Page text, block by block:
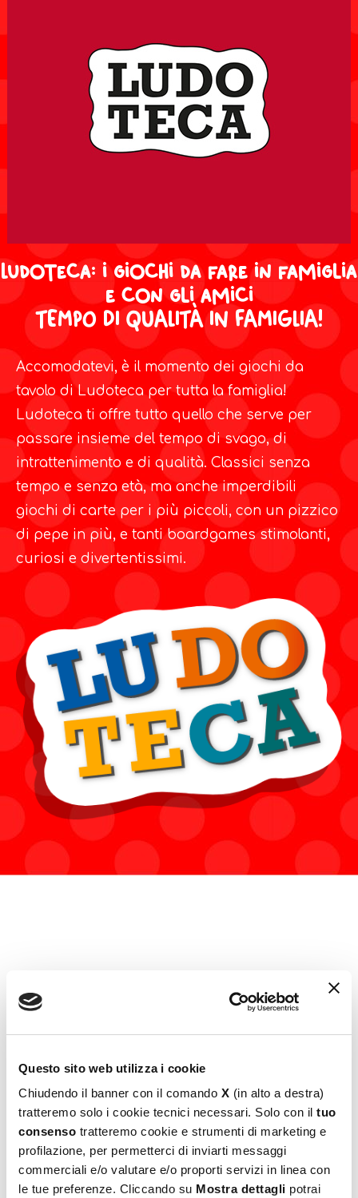
Questo sito web utilizza i cookie
Chiudendo il banner con il comando X (in alto a destra)
tratteremo solo i cookie tecnici necessari. Solo con il tuo
consenso tratteremo cookie e strumenti di marketing e
profilazione, per permetterci di inviarti messaggi
commerciali e/o valutare e/o proporti servizi in linea con
le tue preferenze. Cliccando su Mostra dettagli potrai
Ludoteca: i giochi da fare in famiglia
e con gli amici
TEMPO DI QUALITÀ IN FAMIGLIA!​
Accomodatevi, è il momento dei giochi da
tavolo di Ludoteca per tutta la famiglia!
Ludoteca ti offre tutto quello che serve per
passare insieme del tempo di svago, di
intrattenimento e di qualità. Classici senza
tempo e senza età, ma anche imperdibili
giochi di carte per i più piccoli, con un pizzico
di pepe in più, e tanti boardgames stimolanti,
curiosi e divertentissimi.
OUT OF STOCK